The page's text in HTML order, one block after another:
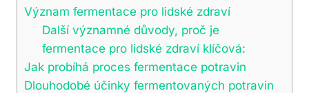
Význam fermentace pro lidské zdraví
Další významné důvody, proč je
fermentace pro lidské zdraví klíčová:
Jak probíhá proces fermentace potravin
Dlouhodobé účinky fermentovaných potravin